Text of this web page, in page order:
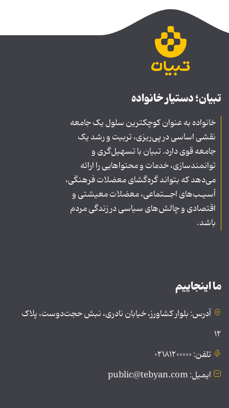
تبیان؛ دستیار خانواده
خانواده به عنوان کوچکترین سلول یک جامعه
نقشی اساسی در پی‌ریزی، تربیت و رشد یک
جامعه قوی دارد. تبیان با تسهیل‌گری و
توانمندسازی، خدمات و محتواهایی را ارائه
می‌دهد که بتواند گره‌گشای معضلات فرهنگی،
آسیـب‌های اجــتماعی، معضلات معیشتی و
اقتصادی و چالش‌های سیاسی در زندگی مردم
باشد.
ما اینجاییم
آدرس: بلوار کشاورز، خیابان نادری، نبش حجت‌دوست، پلاک
۱۲
تلفن: ۰۲۱۸۱۲۰۰۰۰۰
ایمیل: public@tebyan.com